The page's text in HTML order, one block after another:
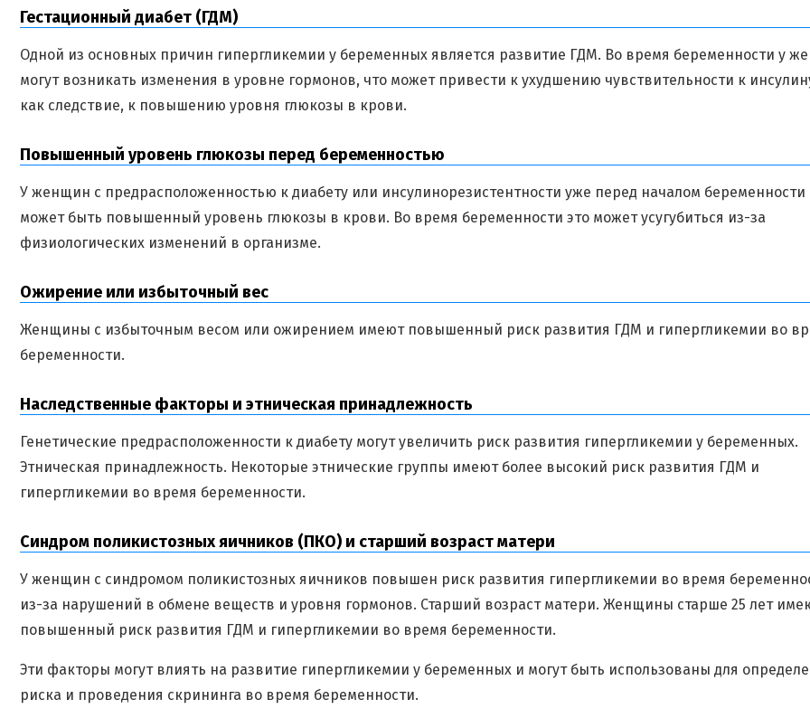
Гестационный диабет (ГДМ)
Одной из основных причин гипергликемии у беременных является развитие ГДМ. Во время беременности у
могут возникать изменения в уровне гормонов, что может привести к ухудшению чувствительности к
как следствие, к повышению уровня глюкозы в крови.
Повышенный уровень глюкозы перед беременностью
У женщин с предрасположенностью к диабету или инсулинорезистентности уже перед началом беременности
может быть повышенный уровень глюкозы в крови. Во время беременности это может усугубиться из-за
физиологических изменений в организме.
Ожирение или избыточный вес
Женщины с избыточным весом или ожирением имеют повышенный риск развития ГДМ и гипергликемии во
беременности.
Наследственные факторы и этническая принадлежность
Генетические предрасположенности к диабету могут увеличить риск развития гипергликемии у беременных.
Этническая принадлежность. Некоторые этнические группы имеют более высокий риск развития ГДМ и
гипергликемии во время беременности.
Синдром поликистозных яичников (ПКО) и старший возраст матери
У женщин с синдромом поликистозных яичников повышен риск развития гипергликемии во время
из-за нарушений в обмене веществ и уровня гормонов. Старший возраст матери. Женщины старше 25 лет
повышенный риск развития ГДМ и гипергликемии во время беременности.
Эти факторы могут влиять на развитие гипергликемии у беременных и могут быть использованы для
риска и проведения скрининга во время беременности.